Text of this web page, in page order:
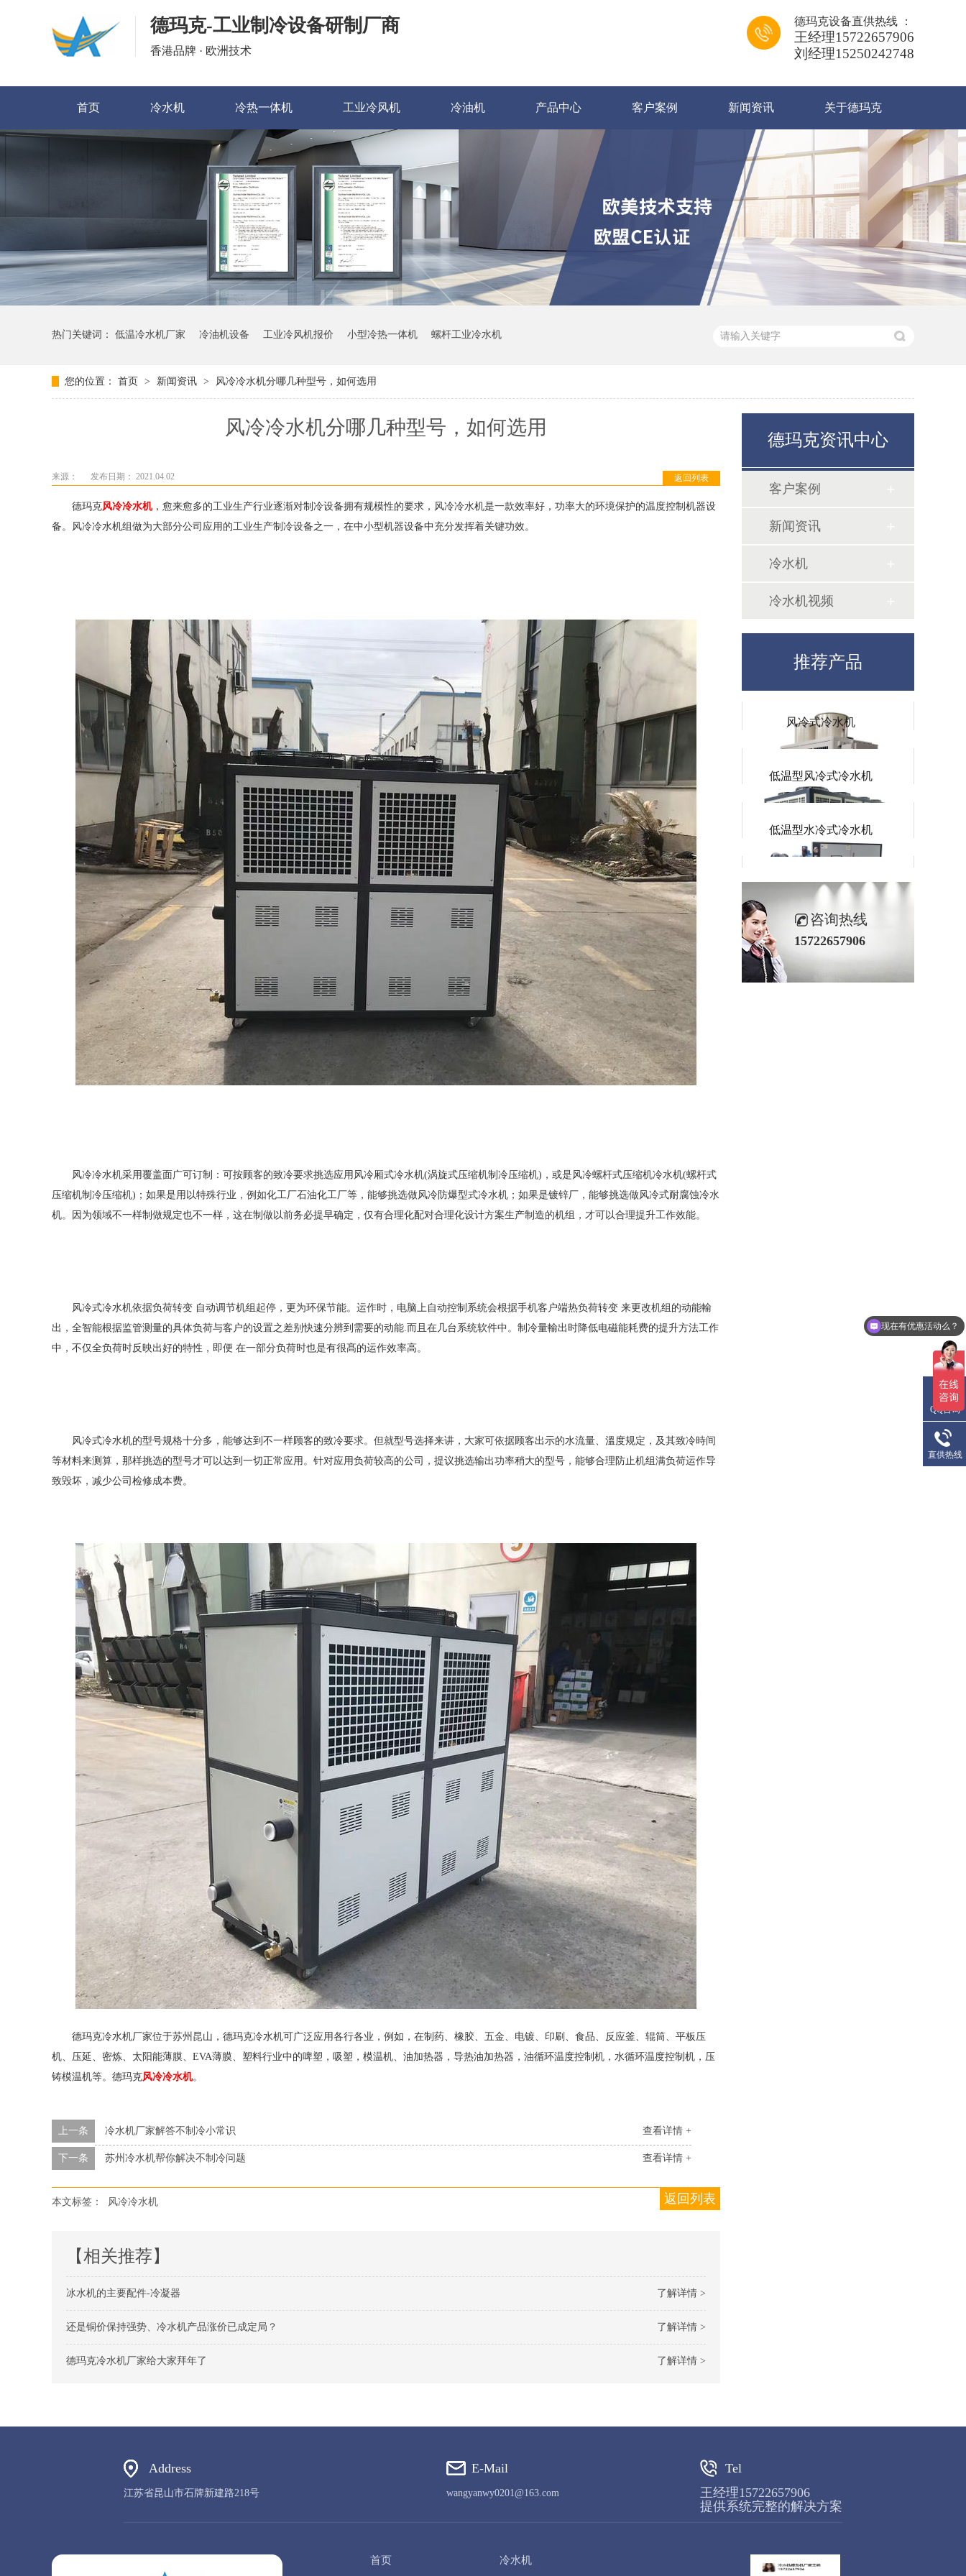
德玛克-工业制冷设备研制厂商
香港品牌 · 欧洲技术
德玛克设备直供热线 ：
王经理15722657906
刘经理15250242748
首页 冷水机 冷热一体机 工业冷风机 冷油机 产品中心 客户案例 新闻资讯 关于德玛克
热门关键词： 低温冷水机厂家 冷油机设备 工业冷风机报价 小型冷热一体机 螺杆工业冷水机
您的位置： 首页 > 新闻资讯 > 风冷冷水机分哪几种型号，如何选用
风冷冷水机分哪几种型号，如何选用
返回列表
来源： 发布日期： 2021.04.02
德玛克风冷冷水机，愈来愈多的工业生产行业逐渐对制冷设备拥有规模性的要求，风冷冷水机是一款效率好，功率大的环境保护的温度控制机器设
备。风冷冷水机组做为大部分公司应用的工业生产制冷设备之一，在中小型机器设备中充分发挥着关键功效。
风冷冷水机采用覆盖面广可订制：可按顾客的致冷要求挑选应用风冷厢式冷水机(涡旋式压缩机制冷压缩机) ，或是风冷螺杆式压缩机冷水机(螺杆式
压缩机制冷压缩机) ；如果是用以特殊行业，例如化工厂石油化工厂等，能够挑选做风冷防爆型式冷水机；如果是镀锌厂，能够挑选做风冷式耐腐蚀冷水
机。因为领域不一样制做规定也不一样，这在制做以前务必提早确定，仅有合理化配对合理化设计方案生产制造的机组，才可以合理提升工作效能。
风冷式冷水机依据负荷转变 自动调节机组起停，更为环保节能。运作时，电脑上自动控制系统会根据手机客户端热负荷转变 来更改机组的动能輸
出，全智能根据监管测量的具体负荷与客户的设置之差别快速分辨到需要的动能.而且在几台系统软件中。制冷量輸出时降低电磁能耗费的提升方法工作
中，不仅全负荷时反映出好的特性，即便 在一部分负荷时也是有很髙的运作效率高。
风冷式冷水机的型号规格十分多，能够达到不一样顾客的致冷要求。但就型号选择来讲，大家可依据顾客出示的水流量、溫度规定，及其致冷時间
等材料来测算，那样挑选的型号才可以达到一切正常应用。针对应用负荷较高的公司，提议挑选输出功率稍大的型号，能够合理防止机组满负荷运作导
致毁坏，减少公司检修成本费。
德玛克冷水机厂家位于苏州昆山，德玛克冷水机可广泛应用各行各业，例如，在制药、橡胶、五金、电镀、印刷、食品、反应釜、辊筒、平板压
机、压延、密炼、太阳能薄膜、 EVA薄膜、塑料行业中的啤塑，吸塑，模温机、油加热器，导热油加热器，油循环温度控制机，水循环温度控制机，压
铸模温机等。德玛克风冷冷水机。
查看详情 +
上一条 冷水机厂家解答不制冷小常识
查看详情 +
下一条 苏州冷水机帮你解决不制冷问题
返回列表
本文标签： 风冷冷水机
【相关推荐】
了解详情 >
冰水机的主要配件-冷凝器
了解详情 >
还是铜价保持强势、冷水机产品涨价已成定局？
了解详情 >
德玛克冷水机厂家给大家拜年了
德玛克资讯中心
客户案例
新闻资讯
冷水机
冷水机视频
推荐产品
超低温冷水机
风冷螺杆冷水机
水冷螺杆冷水机
咨询热线
15722657906
Address
江苏省昆山市石牌新建路218号
E-Mail
wangyanwy0201@163.com
Tel
王经理15722657906
提供系统完整的解决方案
首页 冷水机
QQ咨询
直供热线
可以介绍下你们的产品么？